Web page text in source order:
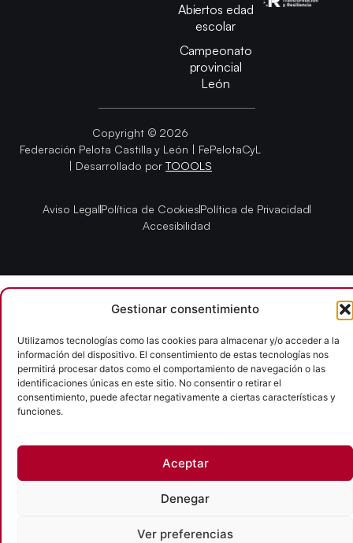
Gestionar consentimiento
Utilizamos tecnologías como las cookies para almacenar y/o acceder a la
información del dispositivo. El consentimiento de estas tecnologías nos
permitirá procesar datos como el comportamiento de navegación o las
identificaciones únicas en este sitio. No consentir o retirar el
consentimiento, puede afectar negativamente a ciertas características y
funciones.
Aceptar
Denegar
Ver preferencias
Abiertos edad
escolar
Campeonato
provincial
León
Copyright © 2026
Federación Pelota Castilla y León | FePelotaCyL
| Desarrollado porTOOOLS
Aviso LegalPolítica de CookiesPolítica de Privacidad
Accesibilidad